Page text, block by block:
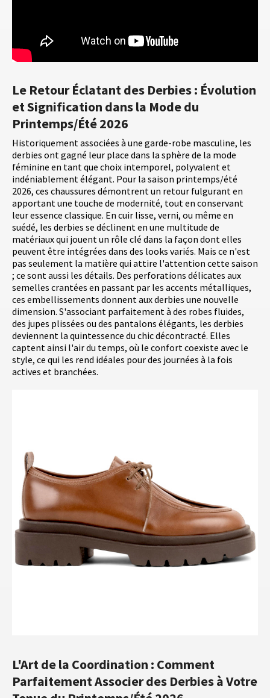
Le Retour Éclatant des Derbies : Évolution
et Signification dans la Mode du
Printemps/Été 2026
Historiquement associées à une garde-robe masculine, les
derbies ont gagné leur place dans la sphère de la mode
féminine en tant que choix intemporel, polyvalent et
indéniablement élégant. Pour la saison printemps/été
2026, ces chaussures démontrent un retour fulgurant en
apportant une touche de modernité, tout en conservant
leur essence classique. En cuir lisse, verni, ou même en
suédé, les derbies se déclinent en une multitude de
matériaux qui jouent un rôle clé dans la façon dont elles
peuvent être intégrées dans des looks variés. Mais ce n'est
pas seulement la matière qui attire l'attention cette saison
; ce sont aussi les détails. Des perforations délicates aux
semelles crantées en passant par les accents métalliques,
ces embellissements donnent aux derbies une nouvelle
dimension. S'associant parfaitement à des robes fluides,
des jupes plissées ou des pantalons élégants, les derbies
deviennent la quintessence du chic décontracté. Elles
captent ainsi l'air du temps, où le confort coexiste avec le
style, ce qui les rend idéales pour des journées à la fois
actives et branchées.
L'Art de la Coordination : Comment
Parfaitement Associer des Derbies à Votre